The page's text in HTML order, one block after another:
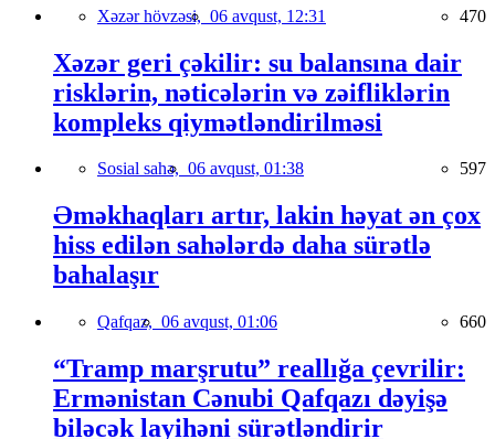
Xəzər hövzəsi, 06 avqust, 12:31 470
Xəzər geri çəkilir: su balansına dair
risklərin, nəticələrin və zəifliklərin
kompleks qiymətləndirilməsi
Sosial sahə, 06 avqust, 01:38 597
Əməkhaqları artır, lakin həyat ən çox
hiss edilən sahələrdə daha sürətlə
bahalaşır
Qafqaz, 06 avqust, 01:06 660
“Tramp marşrutu” reallığa çevrilir:
Ermənistan Cənubi Qafqazı dəyişə
biləcək layihəni sürətləndirir